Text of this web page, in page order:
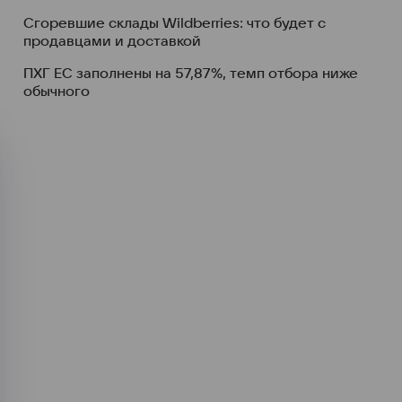
Сгоревшие склады Wildberries: что будет с
продавцами и доставкой
ПХГ ЕС заполнены на 57,87%, темп отбора ниже
обычного